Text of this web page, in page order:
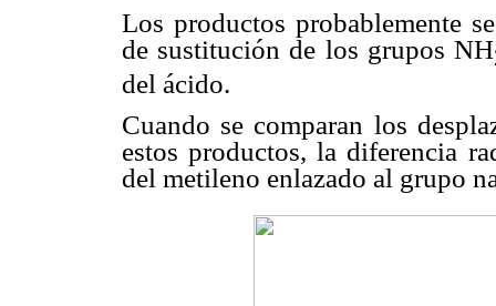
Los productos probablemente
de sustitución de los grupos NH
del ácido.
Cuando se comparan los
estos productos, la diferencia
del metileno enlazado al grupo